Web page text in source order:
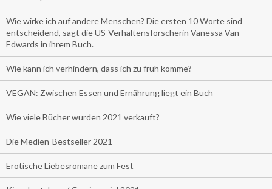
Wie wirke ich auf andere Menschen? Die ersten 10 Worte sind
entscheidend, sagt die US-Verhaltensforscherin Vanessa Van
Edwards in ihrem Buch.
Wie kann ich verhindern, dass ich zu früh komme?
VEGAN: Zwischen Essen und Ernährung liegt ein Buch
Wie viele Bücher wurden 2021 verkauft?
Die Medien-Bestseller 2021
Erotische Liebesromane zum Fest